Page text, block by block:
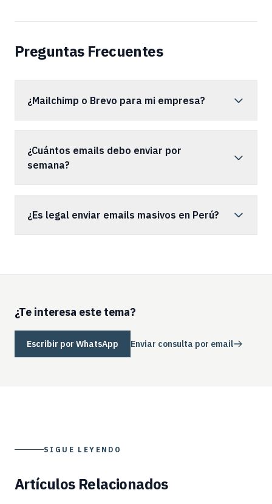
Preguntas Frecuentes
¿Mailchimp o Brevo para mi empresa?
¿Cuántos emails debo enviar por
semana?
¿Es legal enviar emails masivos en Perú?
¿Te interesa este tema?
Escribir por WhatsApp Enviar consulta por email
SIGUE LEYENDO
Artículos Relacionados